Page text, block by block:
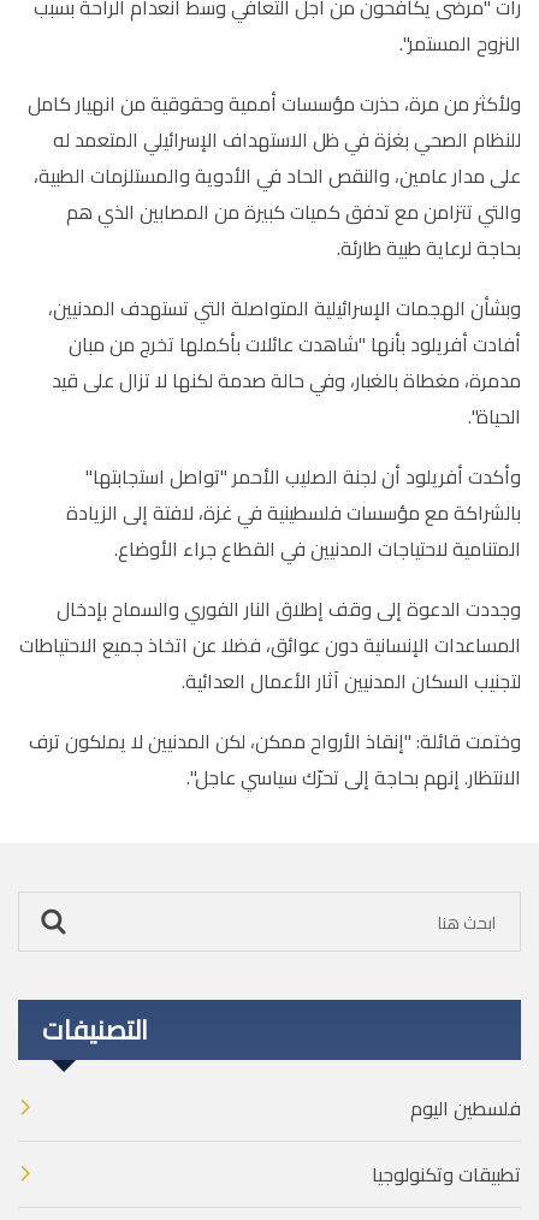
النزوح المستمر".
ولأكثر من مرة، حذرت مؤسسات أممية وحقوقية من انهيار كامل
للنظام الصحي بغزة في ظل الاستهداف الإسرائيلي المتعمد له
على مدار عامين، والنقص الحاد في الأدوية والمستلزمات الطبية،
والتي تتزامن مع تدفق كميات كبيرة من المصابين الذي هم
بحاجة لرعاية طبية طارئة.
وبشأن الهجمات الإسرائيلية المتواصلة التي تستهدف المدنيين،
أفادت أفريلود بأنها "شاهدت عائلات بأكملها تخرج من مبان
مدمرة، مغطاة بالغبار، وفي حالة صدمة لكنها لا تزال على قيد
الحياة".
وأكدت أفريلود أن لجنة الصليب الأحمر "تواصل استجابتها"
بالشراكة مع مؤسسات فلسطينية في غزة، لافتة إلى الزيادة
المتنامية لاحتياجات المدنيين في القطاع جراء الأوضاع.
وجددت الدعوة إلى وقف إطلاق النار الفوري والسماح بإدخال
المساعدات الإنسانية دون عوائق، فضلا عن اتخاذ جميع الاحتياطات
لتجنيب السكان المدنيين آثار الأعمال العدائية.
وختمت قائلة: "إنقاذ الأرواح ممكن، لكن المدنيين لا يملكون ترف
الانتظار. إنهم بحاجة إلى تحرّك سياسي عاجل".
التصنيفات
فلسطين اليوم
تطبيقات وتكنولوجيا